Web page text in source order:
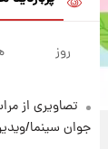
روز
تصاویری از
جوان سینما/